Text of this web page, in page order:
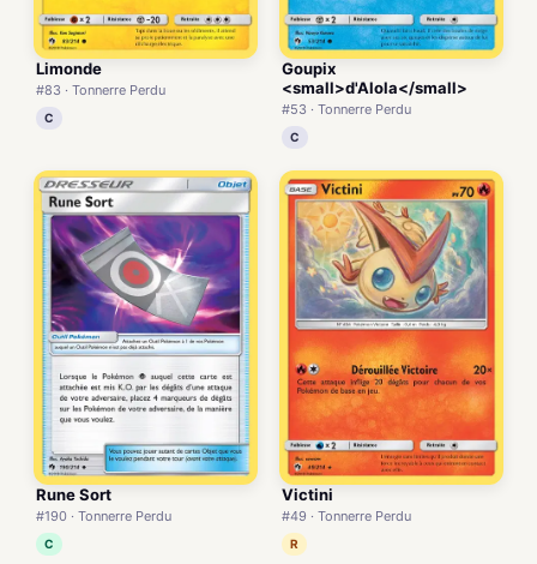
Limonde
#83 · Tonnerre Perdu
C
Goupix
<small>d'Alola</small>
#53 · Tonnerre Perdu
C
Rune Sort
#190 · Tonnerre Perdu
C
Victini
#49 · Tonnerre Perdu
R